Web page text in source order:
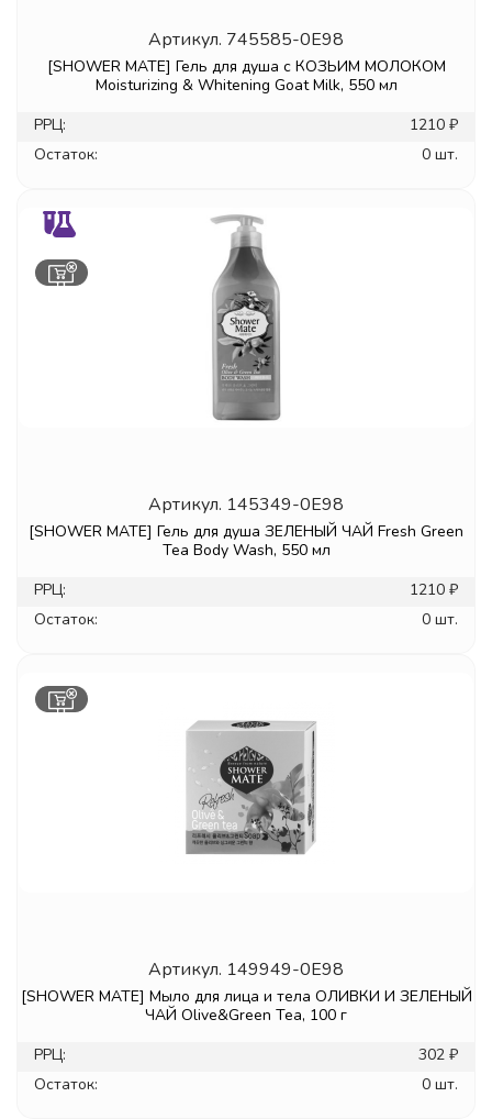
Артикул. 745585-0E98
[SHOWER MATE] Гель для душа с КОЗЬИМ МОЛОКОМ
Moisturizing & Whitening Goat Milk, 550 мл
РРЦ:
1210 ₽
Остаток:
0 шт.
Артикул. 145349-0E98
[SHOWER MATE] Гель для душа ЗЕЛЕНЫЙ ЧАЙ Fresh Green
Tea Body Wash, 550 мл
РРЦ:
1210 ₽
Остаток:
0 шт.
Артикул. 149949-0E98
[SHOWER MATE] Мыло для лица и тела ОЛИВКИ И ЗЕЛЕНЫЙ
ЧАЙ Olive&Green Tea, 100 г
РРЦ:
302 ₽
Остаток:
0 шт.